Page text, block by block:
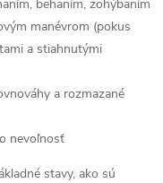
behaním, zohýbaním
manévrom (pokus
a stiahnutými
a rozmazané
nevoľnosť
stavy, ako sú